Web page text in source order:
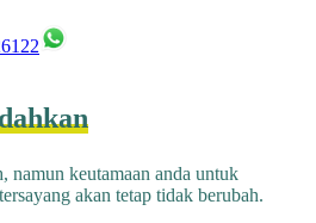
namun keutamaan anda untuk
akan tetap tidak berubah.